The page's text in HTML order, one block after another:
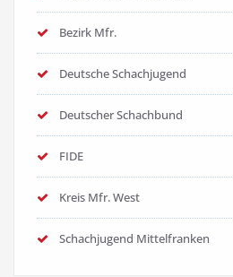
Bezirk Mfr.
Deutsche Schachjugend
Deutscher Schachbund
FIDE
Kreis Mfr. West
Schachjugend Mittelfranken